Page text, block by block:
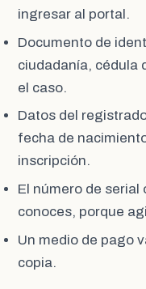
ingresar al portal.
Documento de
ciudadanía, cédula
el caso.
Datos del
fecha de
inscripción.
El número de
conoces, porque
Un medio de pago
copia.